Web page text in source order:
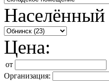
Населённый
Цена:
от
Организация: